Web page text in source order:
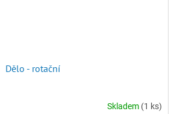
Dělo - rotační
Skladem (1 ks)